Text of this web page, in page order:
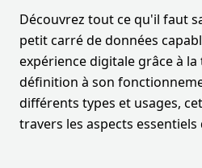
Découvrez tout ce qu'il faut
petit carré de données
expérience digitale grâce à la
définition à son
différents types et usages,
travers les aspects essentiels